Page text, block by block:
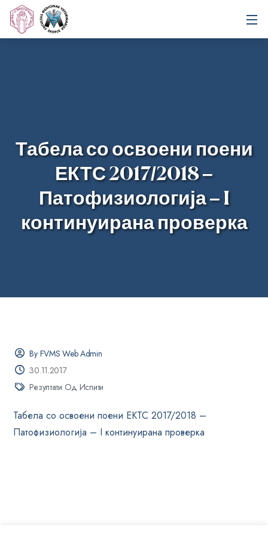
Табела со освоени поени
ЕКТС 2017/2018 –
Патофизиологија – I
континуирана проверка
By FVMS Web Admin
30.11.2017
Резултати Од Испити
Табела со освоени поени ЕКТС 2017/2018 –
Патофизиологија – I континуирана проверка